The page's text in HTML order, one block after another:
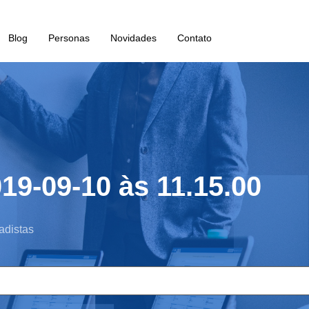
Blog Personas Novidades Contato
09-10 às 11.15.00